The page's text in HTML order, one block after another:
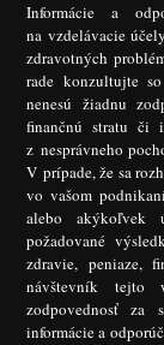
Informácie a
na vzdelávacie
zdravotných
rade konzultujte
nenesú žiadnu
finančnú stratu či
z nesprávneho
V prípade, že sa
vo vašom
alebo akýkoľvek
požadované
zdravie, peniaze,
návštevník tejto
zodpovednosť za
informácie a